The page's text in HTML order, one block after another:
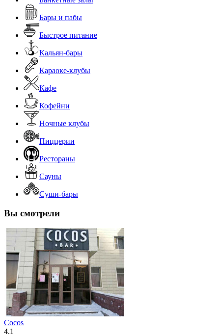
Бары и пабы
Быстрое питание
Кальян-бары
Караоке-клубы
Кафе
Кофейни
Ночные клубы
Пиццерии
Рестораны
Сауны
Суши-бары
Вы смотрели
Cocos
4.1